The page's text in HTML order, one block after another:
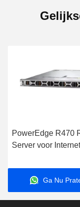
PowerEdge R470
Server voor Internet
Applications Server
Ga Nu